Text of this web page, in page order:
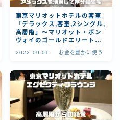
東京マリオットホテルの客室
「デラックス,客室,2シングル,
高層階」～マリオット・ボン
ヴォイのゴールドエリート会
員特典とマリオットボンヴォ
2022.09.01 お金を豊かに使う